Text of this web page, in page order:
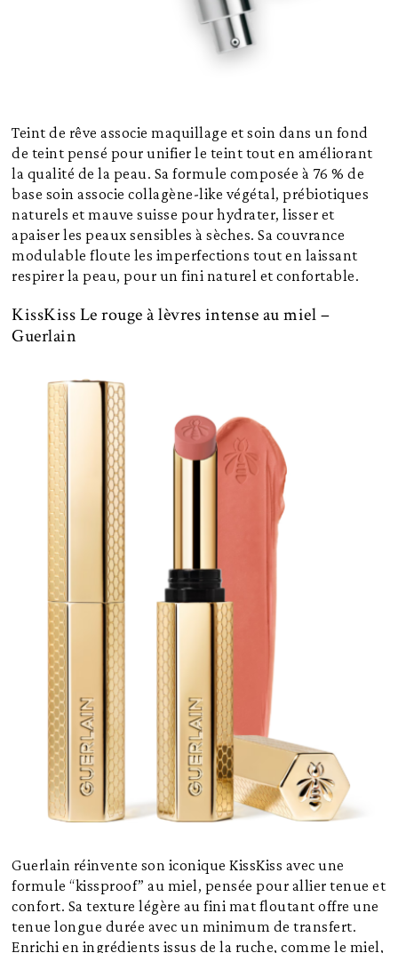
Teint de rêve associe maquillage et soin dans un fond
de teint pensé pour unifier le teint tout en améliorant
la qualité de la peau. Sa formule composée à 76 % de
base soin associe collagène-like végétal, prébiotiques
naturels et mauve suisse pour hydrater, lisser et
apaiser les peaux sensibles à sèches. Sa couvrance
modulable floute les imperfections tout en laissant
respirer la peau, pour un fini naturel et confortable.
KissKiss Le rouge à lèvres intense au miel –
Guerlain
Guerlain réinvente son iconique KissKiss avec une
formule “kissproof” au miel, pensée pour allier tenue et
confort. Sa texture légère au fini mat floutant offre une
tenue longue durée avec un minimum de transfert.
Enrichi en ingrédients issus de la ruche, comme le miel,